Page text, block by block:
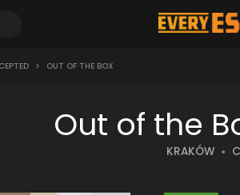
> OUT OF THE BOX
Out of the
KRAKÓW